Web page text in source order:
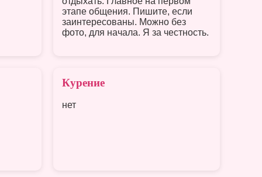
этапе общения. Пишите, если
заинтересованы. Можно без
фото, для начала. Я за честность.
Курение
нет